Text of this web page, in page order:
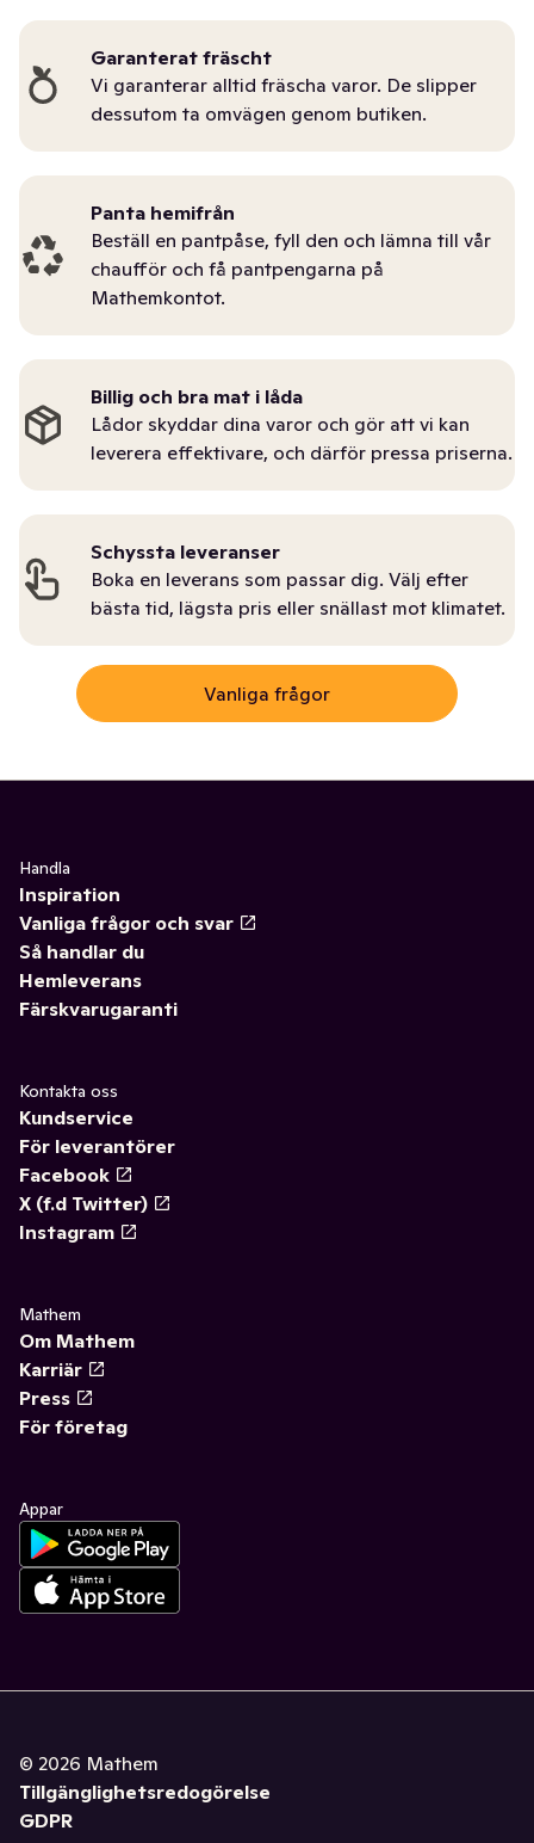
Garanterat fräscht
Vi garanterar alltid fräscha varor. De slipper
dessutom ta omvägen genom butiken.
Panta hemifrån
Beställ en pantpåse, fyll den och lämna till vår
chaufför och få pantpengarna på
Mathemkontot.
Billig och bra mat i låda
Lådor skyddar dina varor och gör att vi kan
leverera effektivare, och därför pressa priserna.
Schyssta leveranser
Boka en leverans som passar dig. Välj efter
bästa tid, lägsta pris eller snällast mot klimatet.
Vanliga frågor
Handla
Inspiration
Vanliga frågor och svar
Så handlar du
Hemleverans
Färskvarugaranti
Kontakta oss
Kundservice
För leverantörer
Facebook
X (f.d Twitter)
Instagram
Mathem
Om Mathem
Karriär
Press
För företag
Appar
© 2026 Mathem
Tillgänglighetsredogörelse
GDPR